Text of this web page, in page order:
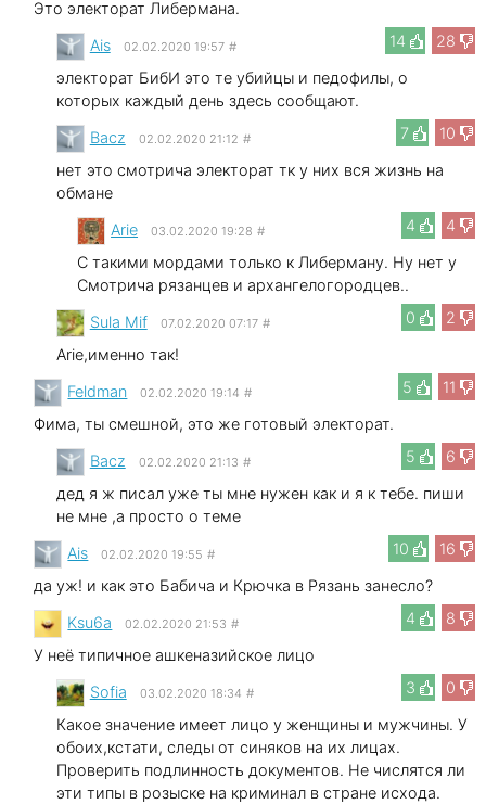
Это электорат Либермана.
14
28
Ais 02.02.2020 19:57 #
электорат БибИ это те убийцы и педофилы, о
которых каждый день здесь сообщают.
7
10
Bacz 02.02.2020 21:12 #
нет это смотрича электорат тк у них вся жизнь на
обмане
4
4
Arie 03.02.2020 19:28 #
С такими мордами только к Либерману. Ну нет у
Смотрича рязанцев и архангелогородцев..
0
2
Sula Mif 07.02.2020 07:17 #
Arie,именно так!
5
11
Feldman 02.02.2020 19:14 #
Фима, ты смешной, это же готовый электорат.
5
6
Bacz 02.02.2020 21:13 #
дед я ж писал уже ты мне нужен как и я к тебе. пиши
не мне ,а просто о теме
10
16
Ais 02.02.2020 19:55 #
да уж! и как это Бабича и Крючка в Рязань занесло?
4
8
Ksu6a 02.02.2020 21:53 #
У неё типичное ашкеназийское лицо
3
0
Sofia 03.02.2020 18:34 #
Какое значение имеет лицо у женщины и мужчины. У
обоих,кстати, следы от синяков на их лицах.
Проверить подлинность документов. Не числятся ли
эти типы в розыске на криминал в стране исхода.